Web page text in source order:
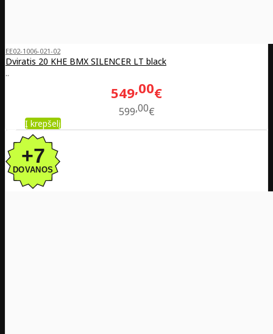
EE02-1006-021-02
Dviratis 20 KHE BMX SILENCER LT black
..
549 00€
599 00€
Į krepšelį